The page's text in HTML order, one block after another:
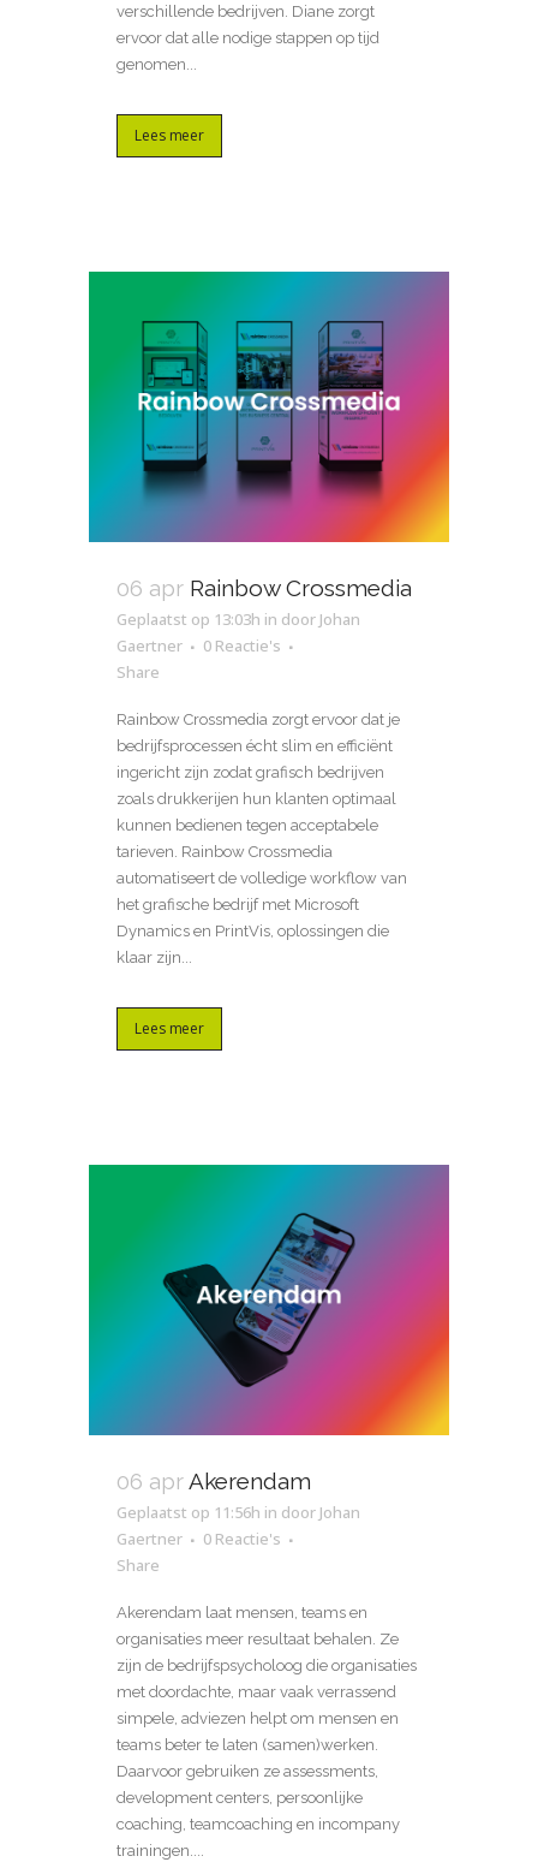
verschillende bedrijven. Diane zorgt
ervoor dat alle nodige stappen op tijd
genomen...
Lees meer
06 apr Rainbow Crossmedia
Geplaatst op 13:03h in door Johan
Gaertner
0 Reactie's
Share
Rainbow Crossmedia zorgt ervoor dat je
bedrijfsprocessen écht slim en efficiënt
ingericht zijn zodat grafisch bedrijven
zoals drukkerijen hun klanten optimaal
kunnen bedienen tegen acceptabele
tarieven. Rainbow Crossmedia
automatiseert de volledige workflow van
het grafische bedrijf met Microsoft
Dynamics en PrintVis, oplossingen die
klaar zijn...
Lees meer
06 aprAkerendam
Geplaatst op 11:56h in door Johan
Gaertner
0 Reactie's
Share
Akerendam laat mensen, teams en
organisaties meer resultaat behalen. Ze
zijn de bedrijfspsycholoog die organisaties
met doordachte, maar vaak verrassend
simpele, adviezen helpt om mensen en
teams beter te laten (samen)werken.
Daarvoor gebruiken ze assessments,
development centers, persoonlijke
coaching, teamcoaching en incompany
trainingen....